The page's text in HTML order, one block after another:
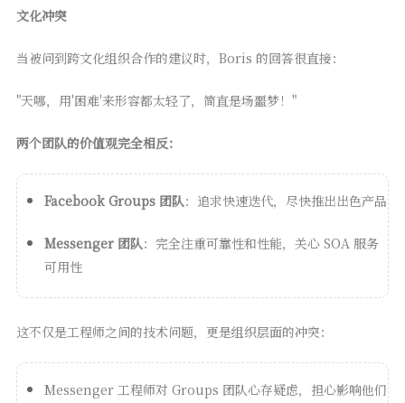
文化冲突
当被问到跨文化组织合作的建议时，Boris 的回答很直接：
"天哪，用'困难'来形容都太轻了，简直是场噩梦！"
两个团队的价值观完全相反：
Facebook Groups 团队：追求快速迭代，尽快推出出色产品
Messenger 团队：完全注重可靠性和性能，关心 SOA 服务
可用性
这不仅是工程师之间的技术问题，更是组织层面的冲突：
Messenger 工程师对 Groups 团队心存疑虑，担心影响他们